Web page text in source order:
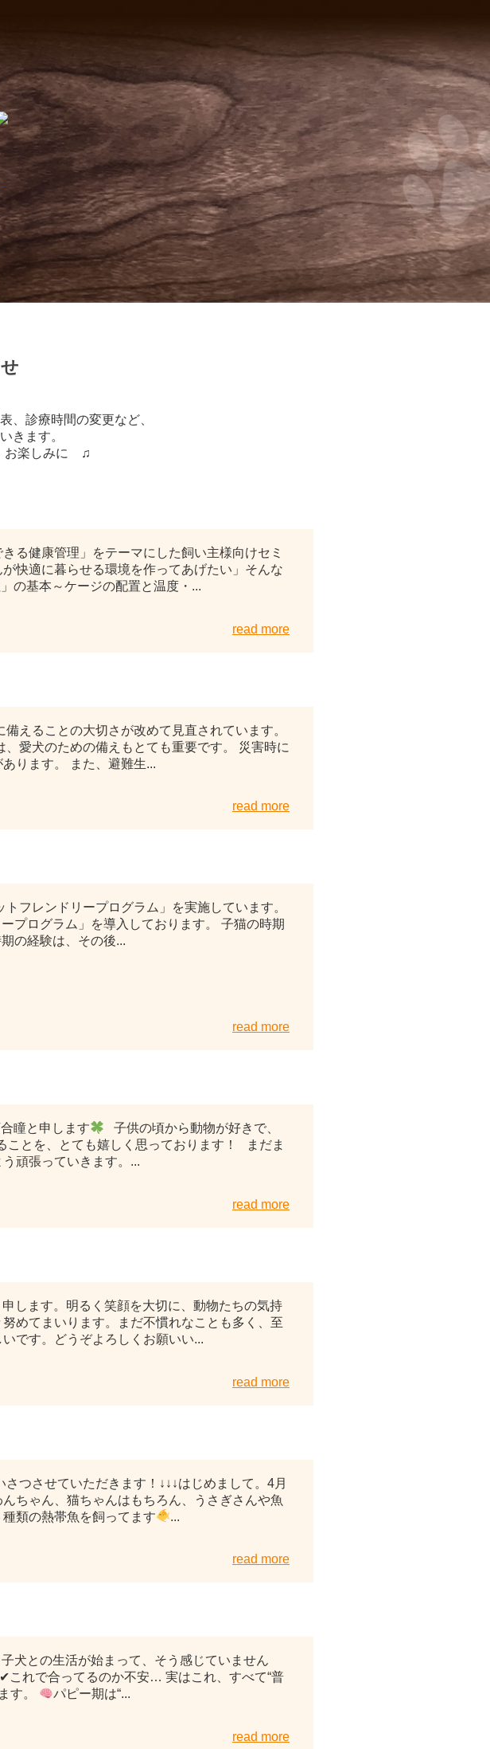
、診療時間の変更など、
きます。
お楽しみに ♫
る健康管理」をテーマにした飼い主様向けセミ
快適に暮らせる環境を作ってあげたい」そんな
の基本～ケージの配置と温度・...
read more
えることの大切さが改めて見直されています。
愛犬のための備えもとても重要です。 災害時に
ります。 また、避難生...
read more
フレンドリープログラム」を実施しています。
プログラム」を導入しております。 子猫の時期
の経験は、その後...
read more
瞳と申します
子供の頃から動物が好きで、
ことを、とても嬉しく思っております！ まだま
頑張っていきます。...
read more
します。明るく笑顔を大切に、動物たちの気持
めてまいります。まだ不慣れなことも多く、至
です。どうぞよろしくお願いい...
read more
さつさせていただきます！↓↓↓はじめまして。4月
ちゃん、猫ちゃんはもちろん、うさぎさんや魚
類の熱帯魚を飼ってます
...
read more
犬との生活が始まって、そう感じていません
れで合ってるのか不安… 実はこれ、すべて“普
す。
パピー期は“...
read more